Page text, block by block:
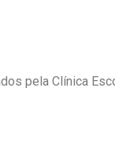
pela Clínica